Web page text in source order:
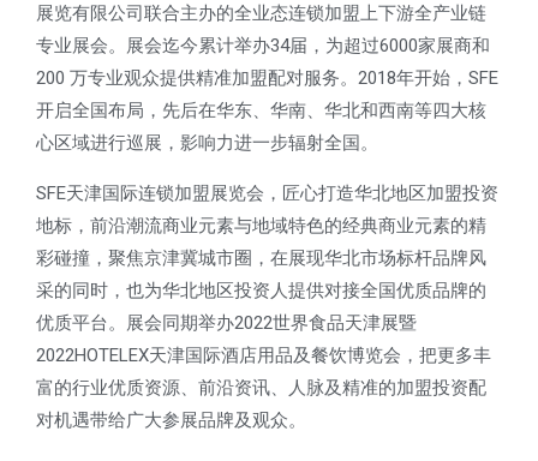
展览有限公司联合主办的全业态连锁加盟上下游全产业链
专业展会。展会迄今累计举办34届，为超过6000家展商和
200 万专业观众提供精准加盟配对服务。2018年开始，SFE
开启全国布局，先后在华东、华南、华北和西南等四大核
心区域进行巡展，影响力进一步辐射全国。
SFE天津国际连锁加盟展览会，匠心打造华北地区加盟投资
地标，前沿潮流商业元素与地域特色的经典商业元素的精
彩碰撞，聚焦京津冀城市圈，在展现华北市场标杆品牌风
采的同时，也为华北地区投资人提供对接全国优质品牌的
优质平台。展会同期举办2022世界食品天津展暨
2022HOTELEX天津国际酒店用品及餐饮博览会，把更多丰
富的行业优质资源、前沿资讯、人脉及精准的加盟投资配
对机遇带给广大参展品牌及观众。